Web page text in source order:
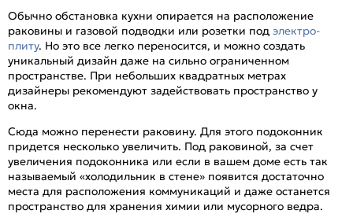
Обычно обстановка кухни опирается на расположение
раковины и газовой подводки или розетки под электро-
плиту. Но это все легко переносится, и можно создать
уникальный дизайн даже на сильно ограниченном
пространстве. При небольших квадратных метрах
дизайнеры рекомендуют задействовать пространство у
окна.
Сюда можно перенести раковину. Для этого подоконник
придется несколько увеличить. Под раковиной, за счет
увеличения подоконника или если в вашем доме есть так
называемый «холодильник в стене» появится достаточно
места для расположения коммуникаций и даже останется
пространство для хранения химии или мусорного ведра.